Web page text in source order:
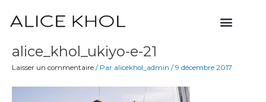
contenu
Menu
alice_khol_ukiyo-e-21
Laisser un commentaire / Par alicekhol_admin /9 décembre 2017